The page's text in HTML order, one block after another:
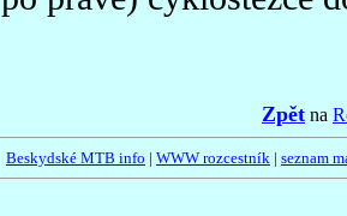
Zpět na
Beskydské MTB info | WWW rozcestník | seznam